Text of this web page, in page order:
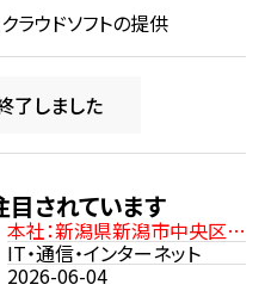
ラウドソフトの提供
了しました
目されています
本社：新潟県新潟市中央区沼
垂東2-11-21 JR信越本線
「新潟駅」より徒歩15分
IT・通信・インターネット
2026-06-04